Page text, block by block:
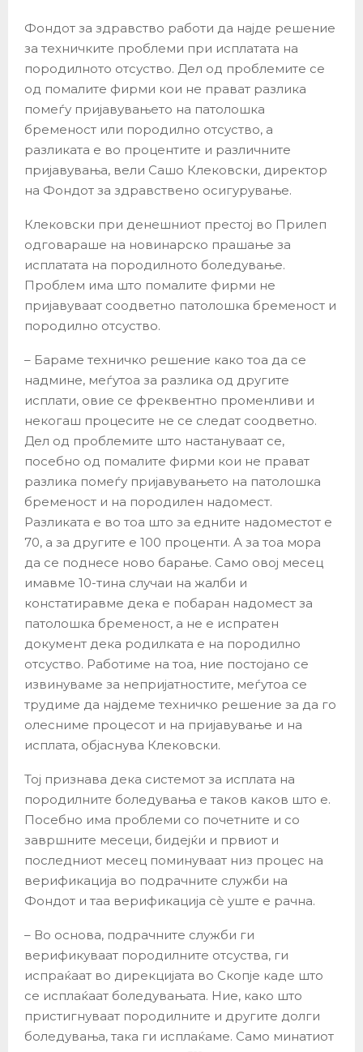
Фондот за здравство работи да најде решение
за техничките проблеми при исплатата на
породилното отсуство. Дел од проблемите се
од помалите фирми кои не прават разлика
помеѓу пријавувањето на патолошка
бременост или породилно отсуство, а
разликата е во процентите и различните
пријавувања, вели Сашо Клековски, директор
на Фондот за здравствено осигурување.
Клековски при денешниот престој во Прилеп
одговараше на новинарско прашање за
исплатата на породилното боледување.
Проблем има што помалите фирми не
пријавуваат соодветно патолошка бременост и
породилно отсуство.
– Бараме техничко решение како тоа да се
надмине, меѓутоа за разлика од другите
исплати, овие се фреквентно променливи и
некогаш процесите не се следат соодветно.
Дел од проблемите што настануваат се,
посебно од помалите фирми кои не прават
разлика помеѓу пријавувањето на патолошка
бременост и на породилен надомест.
Разликата е во тоа што за едните надоместот е
70, а за другите е 100 проценти. А за тоа мора
да се поднесе ново барање. Само овој месец
имавме 10-тина случаи на жалби и
констатиравме дека е побаран надомест за
патолошка бременост, а не е испратен
документ дека родилката е на породилно
отсуство. Работиме на тоа, ние постојано се
извинуваме за непријатностите, меѓутоа се
трудиме да најдеме техничко решение за да го
олесниме процесот и на пријавување и на
исплата, објаснува Клековски.
Toj признава дека системот за исплата на
породилните боледувања е таков каков што е.
Посебно има проблеми со почетните и со
завршните месеци, бидејќи и првиот и
последниот месец поминуваат низ процес на
верификација во подрачните служби на
Фондот и таа верификација сѐ уште е рачна.
– Во основа, подрачните служби ги
верификуваат породилните отсуства, ги
испраќаат во дирекцијата во Скопје каде што
се исплаќаат боледувањата. Ние, како што
пристигнуваат породилните и другите долги
боледувања, така ги исплаќаме. Само минатиот